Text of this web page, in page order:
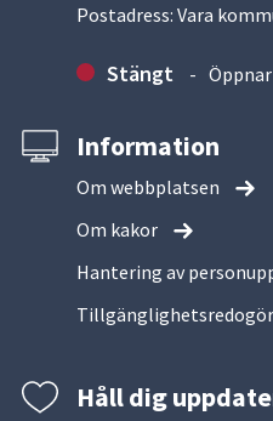
Postadress: Vara
Stängt Öppnar
Information
Om webbplatsen
Om kakor
Hantering av
Håll dig